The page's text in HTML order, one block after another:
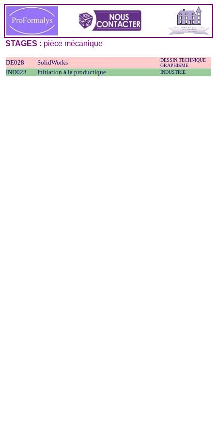
STAGES : pièce mécanique
DE028 SolidWorks
DESSIN TECHNIQUE
GRAPHISME
IND023 Initiation à la productique INDUSTRIE